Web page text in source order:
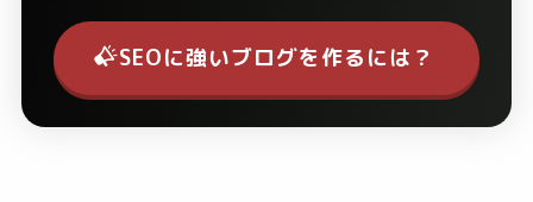
SEOに強いブログを作るには？